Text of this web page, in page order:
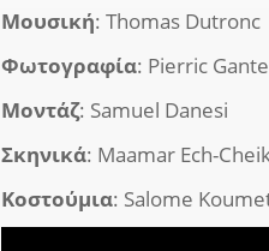
Μουσική: Thomas Dutronc
Φωτογραφία: Pierric
Μοντάζ: Samuel Danesi
Σκηνικά: Maamar Ech-
Κοστούμια: Salome